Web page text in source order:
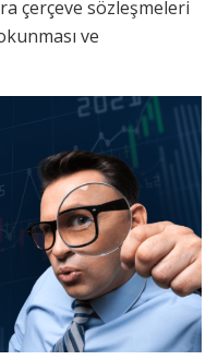
çerçeve sözleşmeleri
ve